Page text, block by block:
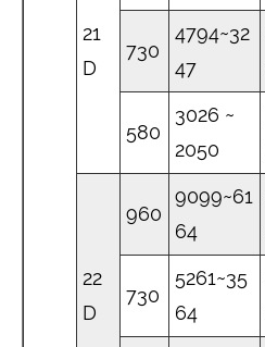
21
D
730
4794~32
47
580
3026 ~
2050
22
D
960
9099~61
64
730
5261~35
64